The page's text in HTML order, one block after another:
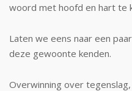
woord met hoofd en hart te
Laten we eens naar een
deze gewoonte kenden.
Overwinning over